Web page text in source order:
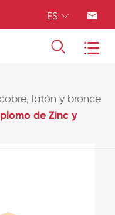
ES  
 
latón y bronce
de Zinc y